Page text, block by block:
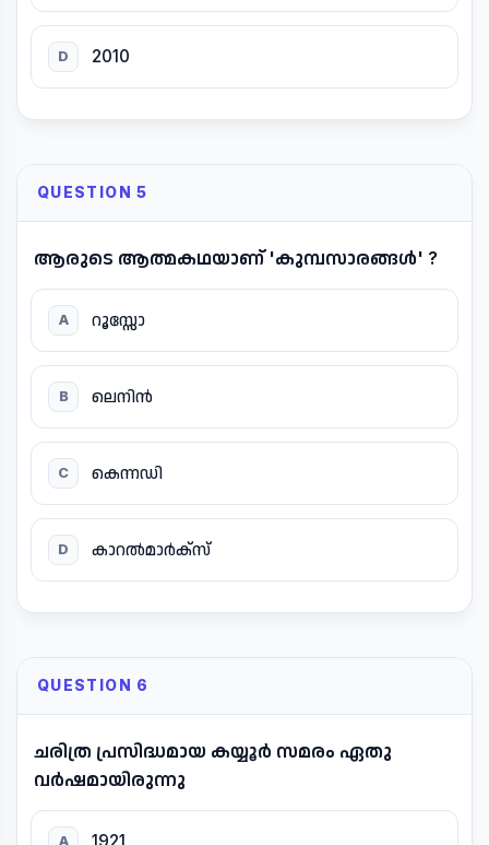
D 2010
QUESTION 5
ആരുടെ ആത്മകഥയാണ് 'കുമ്പസാരങ്ങൾ' ?
A റൂസ്സോ
B ലെനിൻ
C കെന്നഡി
D കാറൽമാർക്സ്
QUESTION 6
ചരിത്ര പ്രസിദ്ധമായ കയ്യൂർ സമരം ഏതു
വർഷമായിരുന്നു
A